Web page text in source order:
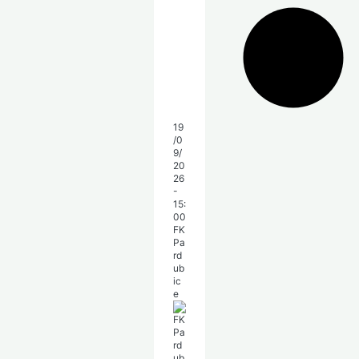
19
/0
9/
20
26
-
15:
00
FK
Pa
rd
ub
ic
e